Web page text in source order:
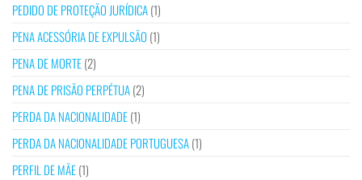
PEDIDO DE PROTEÇÃO JURÍDICA(1)
PENA ACESSÓRIA DE EXPULSÃO (1)
PENA DE MORTE(2)
PENA DE PRISÃO PERPÉTUA(2)
PERDA DA NACIONALIDADE(1)
PERDA DA NACIONALIDADE PORTUGUESA(1)
PERFIL DE MÃE(1)